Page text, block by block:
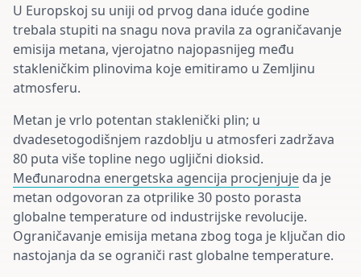
U Europskoj su uniji od prvog dana iduće godine
trebala stupiti na snagu nova pravila za ograničavanje
emisija metana, vjerojatno najopasnijeg među
stakleničkim plinovima koje emitiramo u Zemljinu
atmosferu.
Metan je vrlo potentan staklenički plin; u
dvadesetogodišnjem razdoblju u atmosferi zadržava
80 puta više topline nego ugljični dioksid.
Međunarodna energetska agencija procjenjuje da je
metan odgovoran za otprilike 30 posto porasta
globalne temperature od industrijske revolucije.
Ograničavanje emisija metana zbog toga je ključan dio
nastojanja da se ograniči rast globalne temperature.